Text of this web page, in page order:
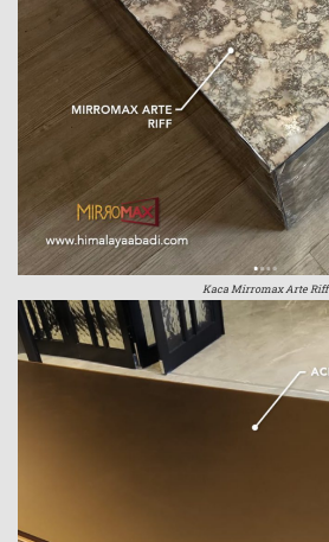
Kaca Mirromax Arte Riff